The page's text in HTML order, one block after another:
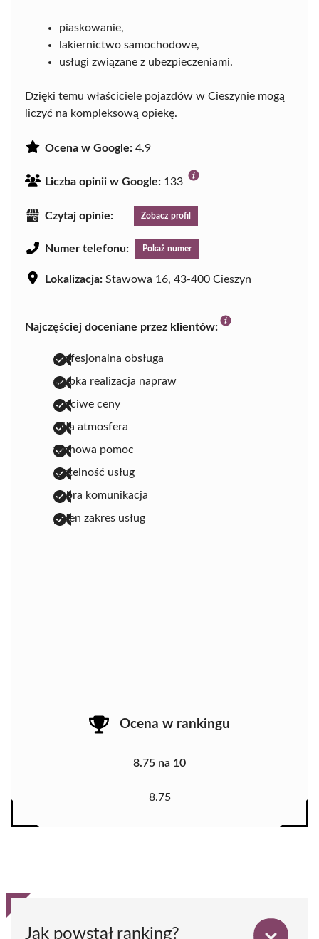
piaskowanie,
lakiernictwo samochodowe,
usługi związane z ubezpieczeniami.
Dzięki temu właściciele pojazdów w Cieszynie mogą
liczyć na kompleksową opiekę.
Ocena w Google: 4.9
Liczba opinii w Google: 133
Czytaj opinie: Zobacz profil
Numer telefonu: Pokaż numer
Lokalizacja: Stawowa 16, 43-400 Cieszyn
Najczęściej doceniane przez klientów:
profesjonalna obsługa
szybka realizacja napraw
uczciwe ceny
miła atmosfera
fachowa pomoc
rzetelność usług
dobra komunikacja
pełen zakres usług
Ocena w rankingu
8.75 na 10
8.75
Jak powstał ranking?